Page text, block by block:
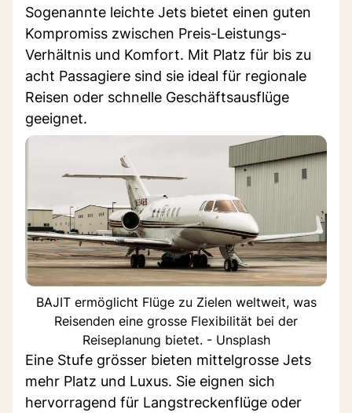
Sogenannte leichte Jets bietet einen guten
Kompromiss zwischen Preis-Leistungs-
Verhältnis und Komfort. Mit Platz für bis zu
acht Passagiere sind sie ideal für regionale
Reisen oder schnelle Geschäftsausflüge
geeignet.
BAJIT ermöglicht Flüge zu Zielen weltweit, was
Reisenden eine grosse Flexibilität bei der
Reiseplanung bietet. - Unsplash
Eine Stufe grösser bieten mittelgrosse Jets
mehr Platz und Luxus. Sie eignen sich
hervorragend für Langstreckenflüge oder